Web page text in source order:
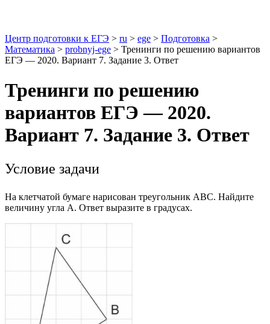
Центр подготовки к ЕГЭ > ru > ege > Подготовка >
Математика > probnyj-ege > Тренинги по решению вариантов
ЕГЭ — 2020. Вариант 7. Задание 3. Ответ
Тренинги по решению
вариантов ЕГЭ — 2020.
Вариант 7. Задание 3. Ответ
Условие задачи
На клетчатой бумаге нарисован треугольник АВС. Найдите
величину угла А. Ответ выразите в градусах.